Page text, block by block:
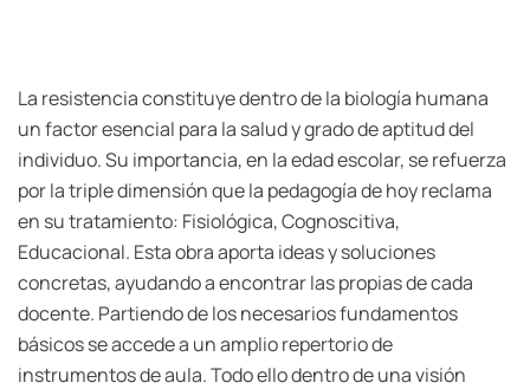
La resistencia constituye dentro de la biología humana
un factor esencial para la salud y grado de aptitud del
individuo. Su importancia, en la edad escolar, se refuerza
por la triple dimensión que la pedagogía de hoy reclama
en su tratamiento: Fisiológica, Cognoscitiva,
Educacional. Esta obra aporta ideas y soluciones
concretas, ayudando a encontrar las propias de cada
docente. Partiendo de los necesarios fundamentos
básicos se accede a un amplio repertorio de
instrumentos de aula. Todo ello dentro de una visión